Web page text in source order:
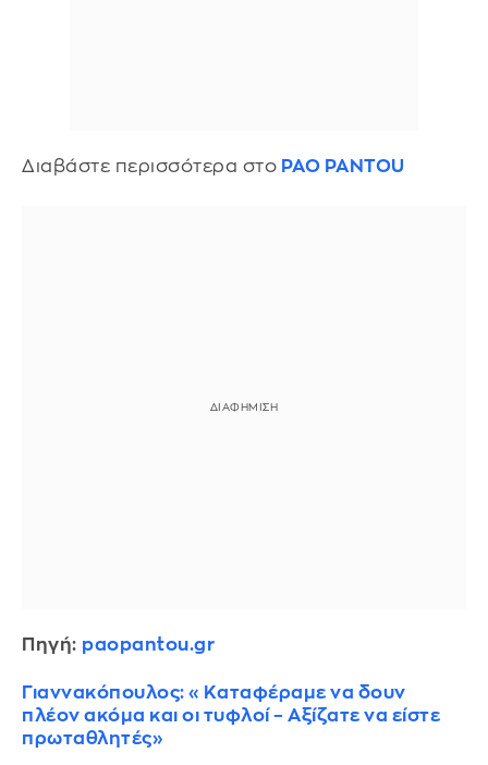
Διαβάστε περισσότερα στο PAO PANTOU
Πηγή: paopantou.gr
Γιαννακόπουλος: «Καταφέραμε να δουν
πλέον ακόμα και οι τυφλοί – Αξίζατε να είστε
πρωταθλητές»